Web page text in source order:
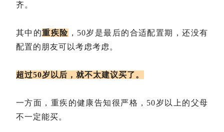
齐。
其中的重疾险 ，50岁是最后的合适配置期，还没有
配置的朋友可以考虑考虑。
超过50岁以后，就不太建议买了。
一方面，重疾的健康告知很严格，50岁以上的父母
不一定能买。